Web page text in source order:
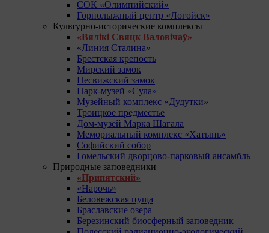
СОК «Олимпийский»
Горнолыжный центр «Логойск»
Культурно-исторические комплексы
«Вялікі Свяцк Валовічаў»
«Линия Сталина»
Брестская крепость
Мирский замок
Несвижский замок
Парк-музей «Сула»
Музейный комплекс «Дудутки»
Троицкое предместье
Дом-музей Марка Шагала
Мемориальный комплекс «Хатынь»
Софийский собор
Гомельский дворцово-парковый ансамбль
Природные заповедники
«Припятский»
«Нарочь»
Беловежская пуща
Браславские озера
Березинский биосферный заповедник